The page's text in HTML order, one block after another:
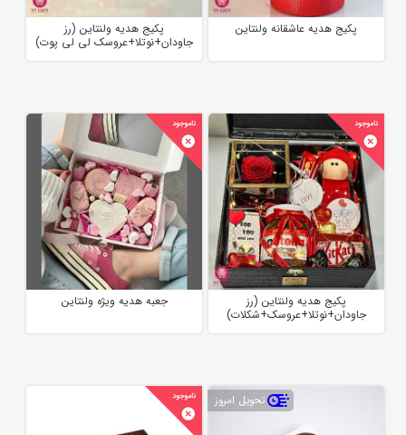
پکیج هدیه عاشقانه ولنتاین پکیج هدیه ولنتاین (رز
جاودان+نوتلا+عروسک لی لی پوت)
پکیج هدیه ولنتاین (رز
جاودان+نوتلا+عروسک+شکلات)
جعبه هدیه ویژه ولنتاین
تحویل امروز